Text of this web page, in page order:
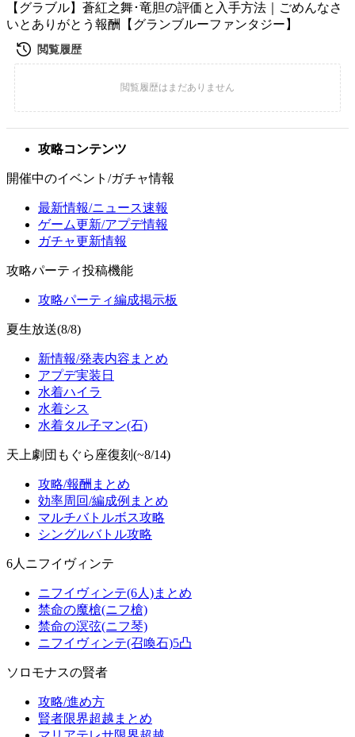
【グラブル】蒼紅之舞･竜胆の評価と入手方法｜ごめんなさ
いとありがとう報酬【グランブルーファンタジー】
攻略コンテンツ
開催中のイベント/ガチャ情報
最新情報/ニュース速報
ゲーム更新/アプデ情報
ガチャ更新情報
攻略パーティ投稿機能
攻略パーティ編成掲示板
夏生放送(8/8)
新情報/発表内容まとめ
アプデ実装日
水着ハイラ
水着シス
水着タル子マン(石)
天上劇団もぐら座復刻(~8/14)
攻略/報酬まとめ
効率周回/編成例まとめ
マルチバトルボス攻略
シングルバトル攻略
6人ニフイヴィンテ
ニフイヴィンテ(6人)まとめ
禁命の魔槍(ニフ槍)
禁命の溟弦(ニフ琴)
ニフイヴィンテ(召喚石)5凸
ソロモナスの賢者
攻略/進め方
賢者限界超越まとめ